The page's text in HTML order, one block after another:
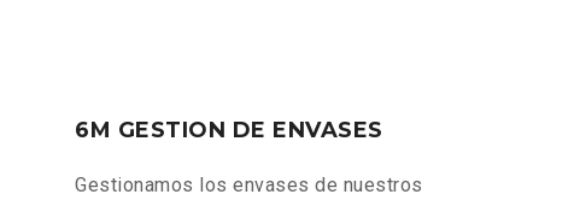
6M GESTION DE ENVASES
Gestionamos los envases de nuestros